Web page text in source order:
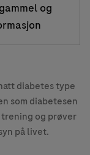
og
diabetes type
som diabetesen
og prøver
på livet.